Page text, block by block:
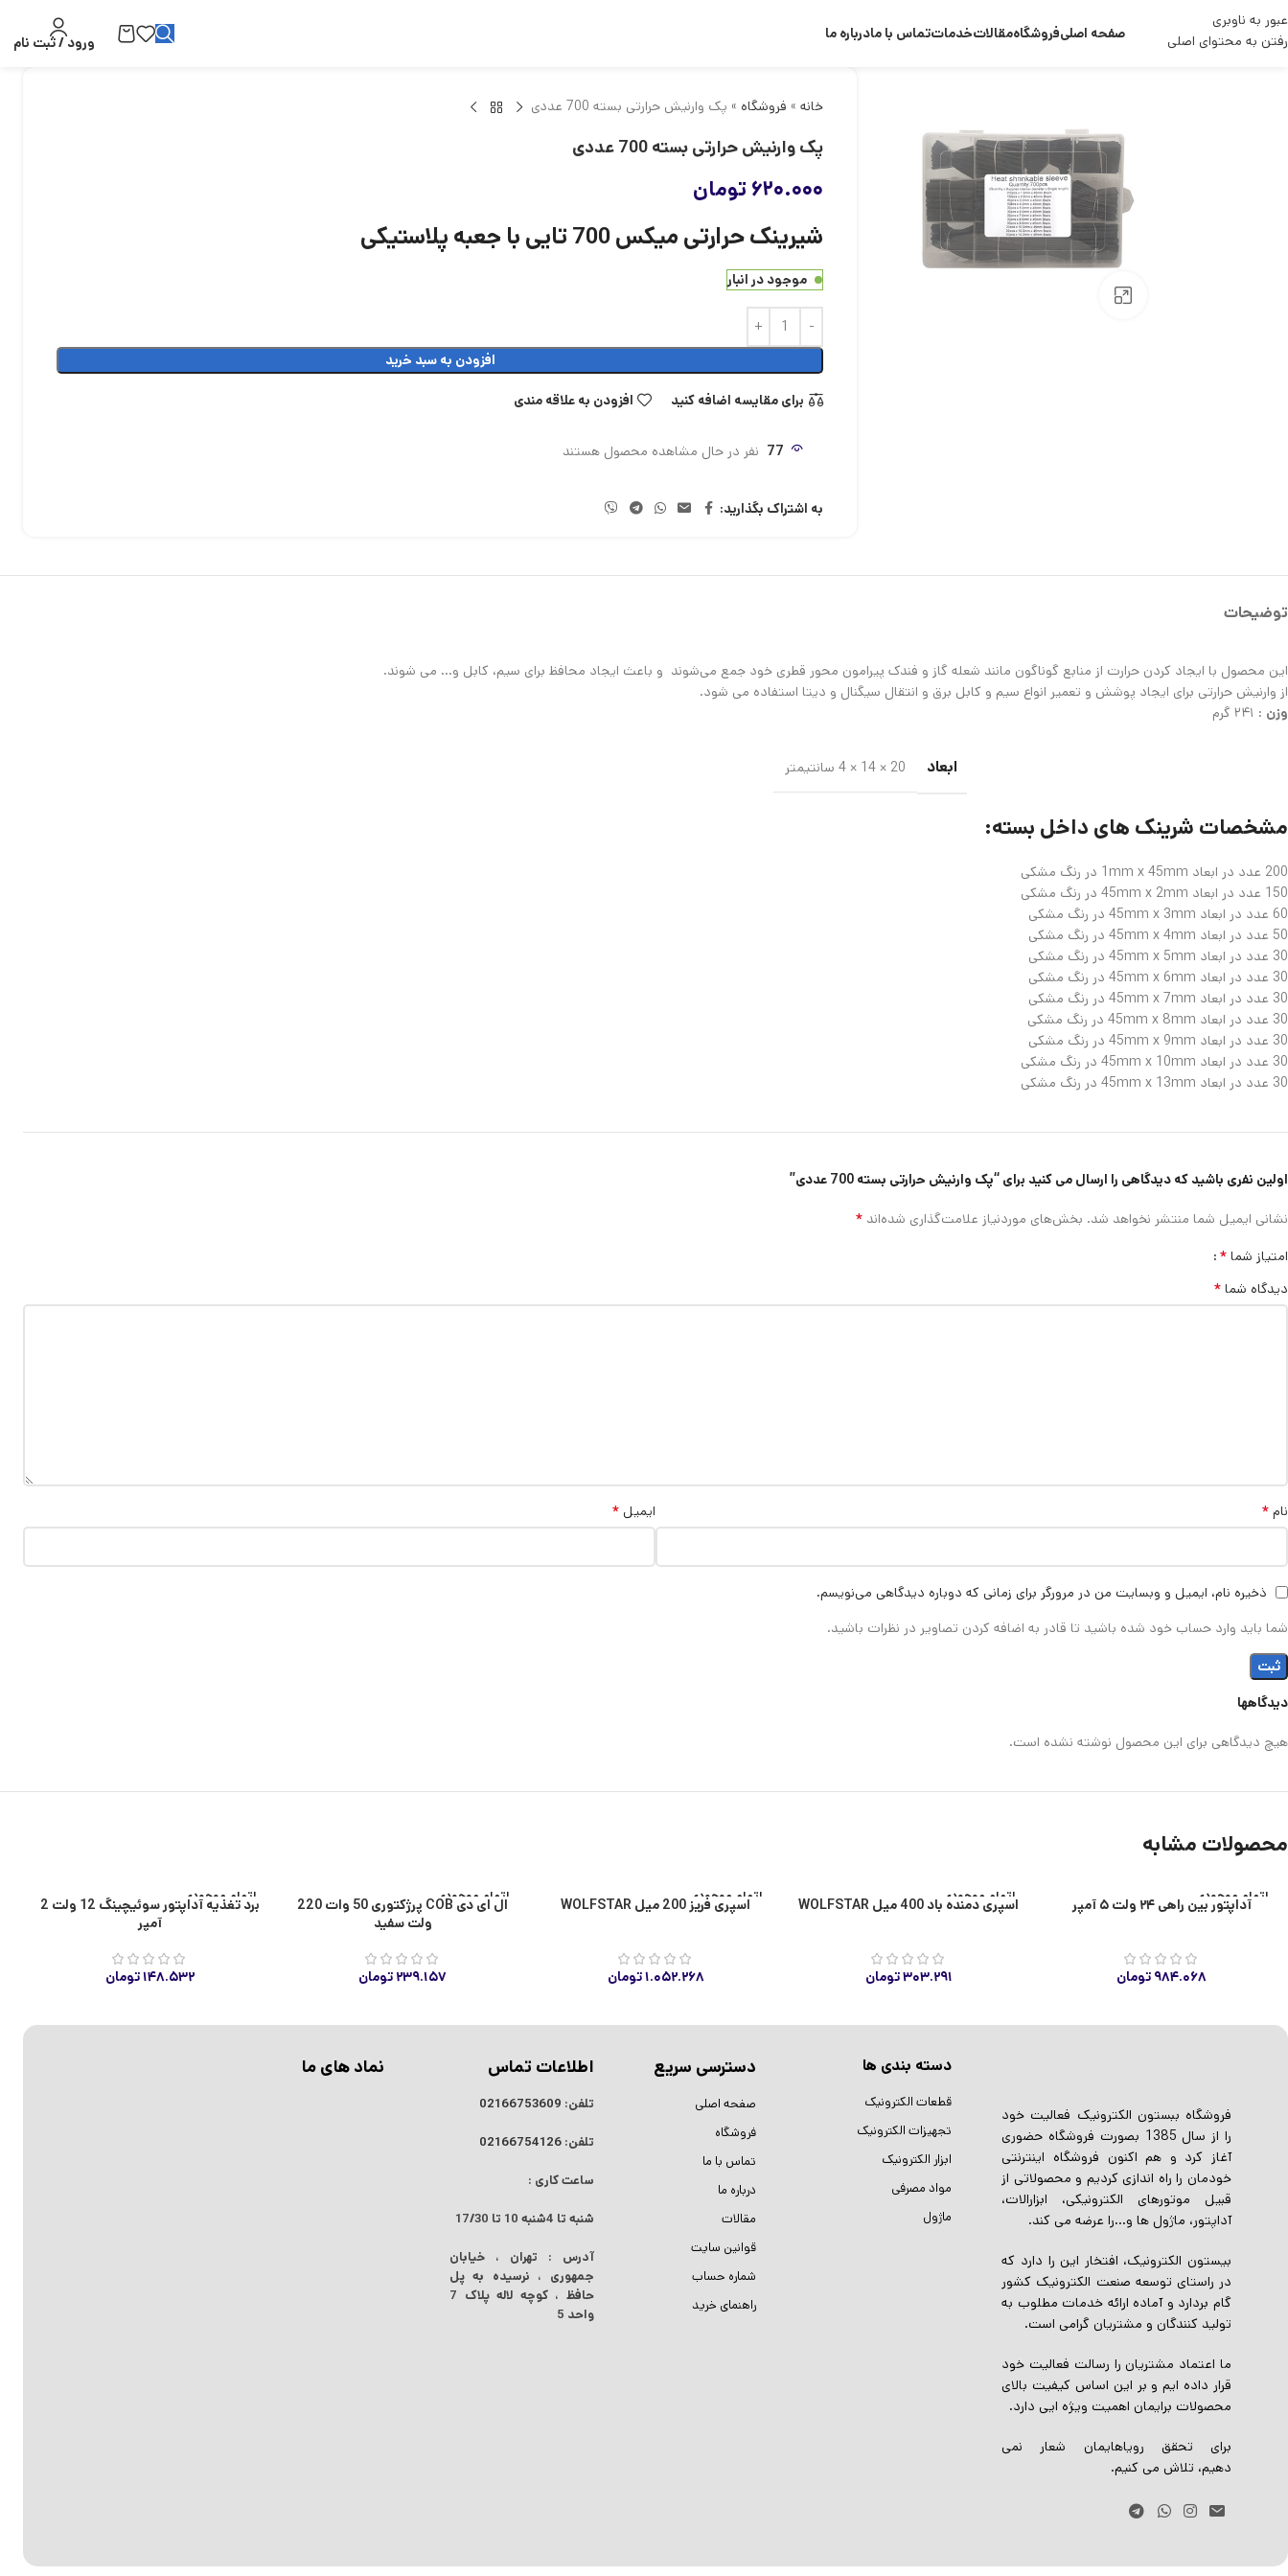
عبور به ناوبری
رفتن به محتوای اصلی
صفحه اصلیفروشگاهمقالاتخدماتتماس با مادرباره ما
ورود / ثبت نام
خانه » فروشگاه » پک وارنیش حرارتی بسته 700 عددی
پک وارنیش حرارتی بسته 700 عددی
۶۲۰.۰۰۰ تومان
شیرینک حرارتی میکس 700 تایی با جعبه پلاستیکی
موجود در انبار
افزودن به سبد خرید
برای مقایسه اضافه کنید افزودن به علاقه مندی
77 نفر در حال مشاهده محصول هستند
به اشتراک بگذارید:
توضیحات
این محصول با ایجاد کردن حرارت از منابع گوناگون مانند شعله گاز و فندک پیرامون محور قطری خود جمع می‌شوند و باعث ایجاد محافظ برای سیم، کابل و… می شوند.
از وارنیش حرارتی برای ایجاد پوشش و تعمیر انواع سیم و کابل برق و انتقال سیگنال و دیتا استفاده می شود.
وزن : ۲۴۱ گرم
ابعاد 20 × 14 × 4 سانتیمتر
مشخصات شرینک های داخل بسته:
200 عدد در ابعاد 1mm x 45mm در رنگ مشکی
150 عدد در ابعاد 45mm x 2mm در رنگ مشکی
60 عدد در ابعاد 45mm x 3mm در رنگ مشکی
50 عدد در ابعاد 45mm x 4mm در رنگ مشکی
30 عدد در ابعاد 45mm x 5mm در رنگ مشکی
30 عدد در ابعاد 45mm x 6mm در رنگ مشکی
30 عدد در ابعاد 45mm x 7mm در رنگ مشکی
30 عدد در ابعاد 45mm x 8mm در رنگ مشکی
30 عدد در ابعاد 45mm x 9mm در رنگ مشکی
30 عدد در ابعاد 45mm x 10mm در رنگ مشکی
30 عدد در ابعاد 45mm x 13mm در رنگ مشکی
دیدگاهها
هیچ دیدگاهی برای این محصول نوشته نشده است.
اولین نفری باشید که دیدگاهی را ارسال می کنید برای “پک وارنیش حرارتی بسته 700 عددی”
نشانی ایمیل شما منتشر نخواهد شد. بخش‌های موردنیاز علامت‌گذاری شده‌اند *
امتیاز شما *
دیدگاه شما *
نام * ایمیل *
ذخیره نام، ایمیل و وبسایت من در مرورگر برای زمانی که دوباره دیدگاهی می‌نویسم.
شما باید وارد حساب خود شده باشید تا قادر به اضافه کردن تصاویر در نظرات باشید.
محصولات مشابه
اتمام موجودی
آداپتور بین راهی ۲۴ ولت ۵ آمپر
۹۸۴.۰۶۸ تومان
اتمام موجودی
اسپری دمنده باد 400 میل WOLFSTAR
۳۰۳.۲۹۱تومان
اتمام موجودی
اسپری فریز 200 میل WOLFSTAR
۱.۰۵۲.۲۶۸تومان
اتمام موجودی
ال ای دی COB پرژکتوری 50 وات 220
ولت سفید
۲۳۹.۱۵۷ تومان
اتمام موجودی
برد تغذیه آداپتور سوئیچینگ 12 ولت 2
آمپر
۱۴۸.۵۳۲تومان
فروشگاه ببستون الکترونیک فعالیت خود
را از سال 1385 بصورت فروشگاه حضوری
آغاز کرد و هم اکنون فروشگاه اینترنتی
خودمان را راه اندازی کردیم و محصولاتی از
قبیل موتورهای الکترونیکی، ابزارالات،
آداپتور، ماژول ها و…را عرضه می کند.
بیستون الکترونیک، افتخار این را دارد که
در راستای توسعه صنعت الکترونیک کشور
گام بردارد و آماده ارائه خدمات مطلوب به
تولید کنندگان و مشتریان گرامی است.
ما اعتماد مشتریان را رسالت فعالیت خود
قرار داده ایم و بر این اساس کیفیت بالای
محصولات برایمان اهمیت ویژه ایی دارد.
برای تحقق رویاهایمان شعار نمی
دهیم، تلاش می کنیم.
دسته بندی ها
قطعات الکترونیک
تجهیزات الکترونیک
ابزار الکترونیک
مواد مصرفی
ماژول
دسترسی سریع
صفحه اصلی
فروشگاه
تماس با ما
درباره ما
مقالات
قوانین سایت
شماره حساب
راهنمای خرید
اطلاعات تماس
تلفن: 02166753609
تلفن:02166754126
ساعت کاری :
شنبه تا 4شنبه 10 تا 17/30
آدرس : تهران ، خیابان
جمهوری ، نرسیده به پل
حافظ ، کوچه لاله پلاک 7
واحد 5
نماد های ما